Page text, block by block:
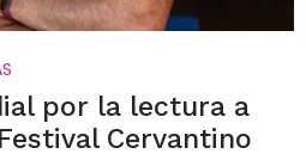
por la lectura a
Cervantino